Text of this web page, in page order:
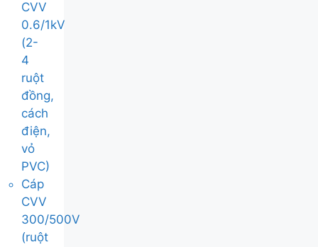
CVV
0.6/1kV
(2-
4
ruột
đồng,
cách
điện,
vỏ
PVC)
Cáp
CVV
300/500V
(ruột